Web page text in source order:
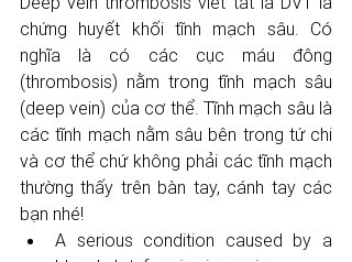
chứng huyết khối tĩnh mạch sâu. Có
nghĩa là có các cục máu đông
(thrombosis) nằm trong tĩnh mạch sâu
(deep vein) của cơ thể. Tĩnh mạch sâu là
các tĩnh mạch nằm sâu bên trong tứ chi
và cơ thể chứ không phải các tĩnh mạch
thường thấy trên bàn tay, cánh tay các
bạn nhé!
A serious condition caused by a